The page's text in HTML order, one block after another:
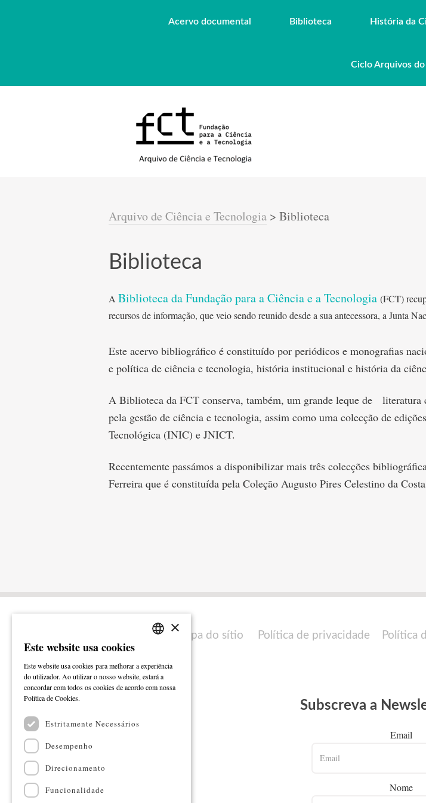
Acervo documental Biblioteca História da
Ciclo Arquivos do
Arquivo de Ciência e Tecnologia > Biblioteca
Biblioteca
A Biblioteca da Fundação para a Ciência e a Tecnologia (FCT)
recursos de informação, que veio sendo reunido desde a sua antecessora, a Junta
Este acervo bibliográfico é constituído por periódicos e monografias
e política de ciência e tecnologia, história institucional e história da
A Biblioteca da FCT conserva, também, um grande leque de literatura
pela gestão de ciência e tecnologia, assim como uma colecção de
Tecnológica (INIC) e JNICT.
Recentemente passámos a disponibilizar mais três colecções
Ferreira que é constituída pela Coleção Augusto Pires Celestino da
Mapa do sítio Política de privacidade Política
Subscreva a
Email
Nome
ENGLISH
×
Este website usa cookies
Este website usa cookies para melhorar a experiência
do utilizador. Ao utilizar o nosso website, estará a
concordar com todos os cookies de acordo com nossa
Política de Cookies.
Estritamente Necessários
Desempenho
Direcionamento
Funcionalidade